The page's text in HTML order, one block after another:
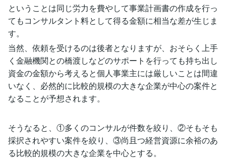
ということは同じ労力を費やして事業計画書の作成を行っ
てもコンサルタント料として得る金額に相当な差が生じま
す。
当然、依頼を受けるのは後者となりますが、おそらく上手
く金融機関との橋渡しなどのサポートを行っても持ち出し
資金の金額から考えると個人事業主には厳しいことは間違
いなく、必然的に比較的規模の大きな企業が中心の案件と
なることが予想されます。
そうなると、①多くのコンサルが件数を絞り、②そもそも
採択されやすい案件を絞り、③尚且つ経営資源に余裕のあ
る比較的規模の大きな企業を中心とする。